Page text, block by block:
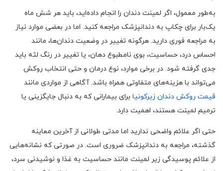
به‌طور معمول، اگر لمینت دندان را انجام داده‌اید، باید هر شش ماه
یک‌بار برای چکاپ به دندانپزشک مراجعه کنید. اما در بعضی موارد نیاز
به مراجعه فوری دارید. هرگونه تغییر در وضعیت دندان‌ها، مانند
احساس درد، حساسیت، بوی نامطبوع دهان، یا تغییر در رنگ لثه باید
جدی گرفته شود. در برخی موارد، نوع درمان و حتی انتخاب روکش
می‌تواند با هزینه‌های متفاوتی همراه باشد. آگاهی از مواردی مانند
قیمت روکش دندان زیرکونیا برای بیمارانی که به دنبال جایگزینی یا
ترمیم لمینت هستند، اهمیت دارد.
حتی اگر علائم واضحی ندارید اما مدتی طولانی از آخرین معاینه
گذشته، مراجعه به دندانپزشک ضروری است. در صورتی که نشانه‌هایی
از علائم پوسیدگی زیر لمینت مانند حساسیت به غذا و نوشیدنی سرد،